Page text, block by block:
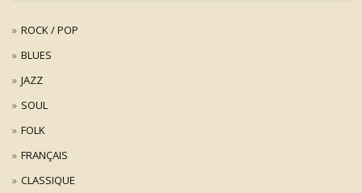
ROCK / POP
BLUES
JAZZ
SOUL
FOLK
FRANÇAIS
CLASSIQUE